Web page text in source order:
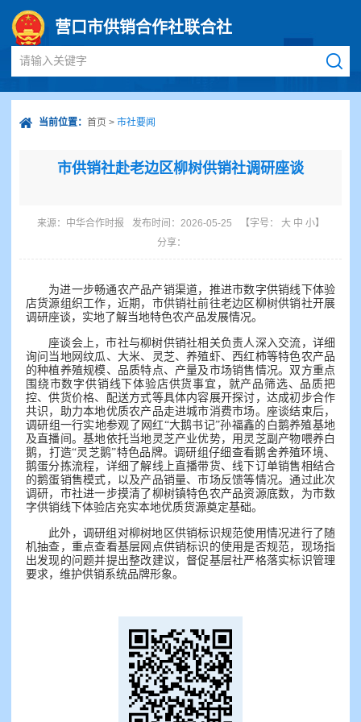
营口市供销合作社联合社
请输入关键字
当前位置： 首页 > 市社要闻
市供销社赴老边区柳树供销社调研座谈
来源： 中华合作时报 发布时间：2026-05-25 【字号： 大 中 小】
分享：
为进一步畅通农产品产销渠道，推进市数字供销线下体验
店货源组织工作，近期，市供销社前往老边区柳树供销社开展
调研座谈，实地了解当地特色农产品发展情况。
座谈会上，市社与柳树供销社相关负责人深入交流，详细
询问当地网纹瓜、大米、灵芝、养殖虾、西红柿等特色农产品
的种植养殖规模、品质特点、产量及市场销售情况。双方重点
围绕市数字供销线下体验店供货事宜，就产品筛选、品质把
控、供货价格、配送方式等具体内容展开探讨，达成初步合作
共识，助力本地优质农产品走进城市消费市场。座谈结束后，
调研组一行实地参观了网红“大鹅书记”孙福鑫的白鹅养殖基地
及直播间。基地依托当地灵芝产业优势，用灵芝副产物喂养白
鹅，打造“灵芝鹅”特色品牌。调研组仔细查看鹅舍养殖环境、
鹅蛋分拣流程，详细了解线上直播带货、线下订单销售相结合
的鹅蛋销售模式，以及产品销量、市场反馈等情况。通过此次
调研，市社进一步摸清了柳树镇特色农产品资源底数，为市数
字供销线下体验店充实本地优质货源奠定基础。
此外，调研组对柳树地区供销标识规范使用情况进行了随
机抽查，重点查看基层网点供销标识的使用是否规范，现场指
出发现的问题并提出整改建议，督促基层社严格落实标识管理
要求，维护供销系统品牌形象。